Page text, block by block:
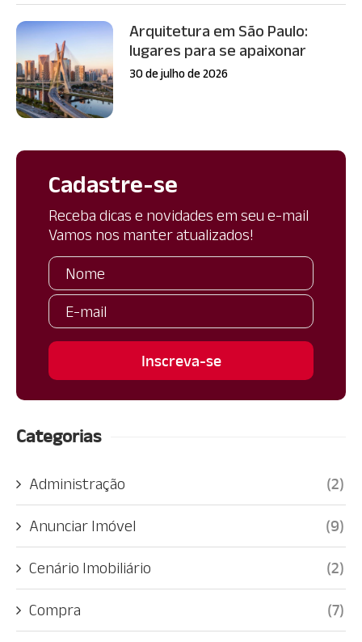
Arquitetura em São Paulo:
lugares para se apaixonar
30 de julho de 2026
Cadastre-se
Receba dicas e novidades em seu e-mail
Vamos nos manter atualizados!
Categorias
Administração (2)
Anunciar Imóvel (9)
Cenário Imobiliário (2)
Compra (7)